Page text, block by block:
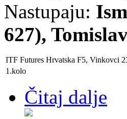
Nastupaju:
627),
ITF Futures Hrvatska F5, Vinkovci
1.kolo
Čitaj dalje